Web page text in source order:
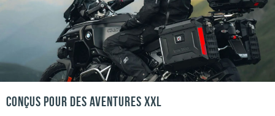
CONÇUS POUR DES AVENTURES XXL